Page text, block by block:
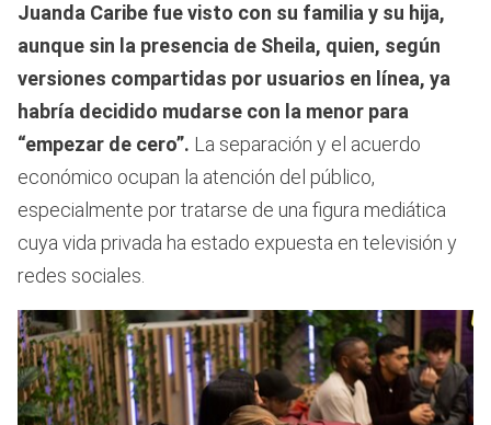
Juanda Caribe fue visto con su familia y su hija,
aunque sin la presencia de Sheila, quien, según
versiones compartidas por usuarios en línea, ya
habría decidido mudarse con la menor para
“empezar de cero”. La separación y el acuerdo
económico ocupan la atención del público,
especialmente por tratarse de una figura mediática
cuya vida privada ha estado expuesta en televisión y
redes sociales.